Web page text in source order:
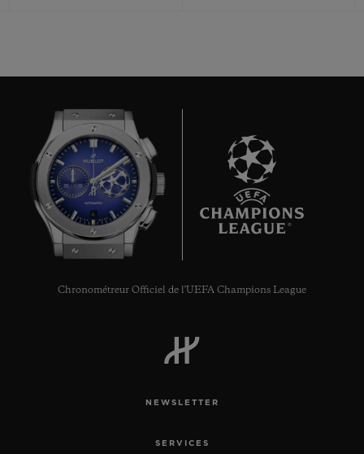
6
Chronométreur Officiel de l'UEFA Champions League
NEWSLETTER
SERVICES